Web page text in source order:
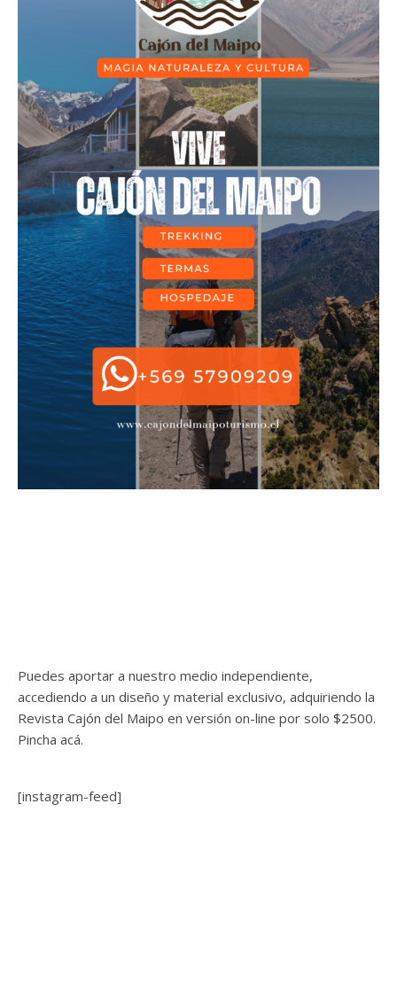
Puedes aportar a nuestro medio independiente,
accediendo a un diseño y material exclusivo, adquiriendo la
Revista Cajón del Maipo en versión on-line por solo $2500.
Pincha acá.
[instagram-feed]